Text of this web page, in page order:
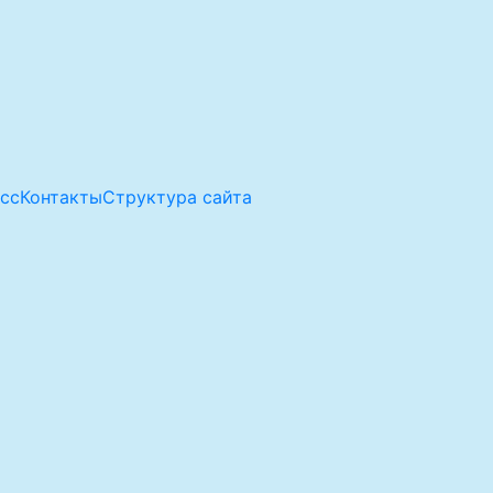
КонтактыСтруктура сайта